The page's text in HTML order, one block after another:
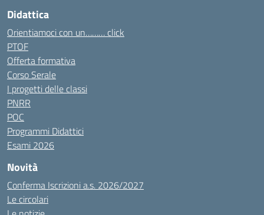
Didattica
Orientiamoci con un……… click
PTOF
Offerta formativa
Corso Serale
I progetti delle classi
PNRR
POC
Programmi Didattici
Esami 2026
Novità
Conferma Iscrizioni a.s. 2026/2027
Le circolari